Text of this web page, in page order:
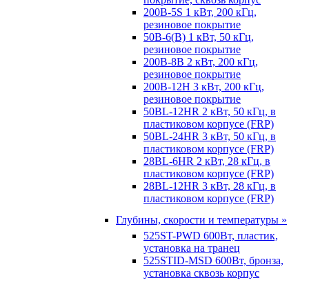
200B-5S 1 кВт, 200 кГц,
резиновое покрытие
50B-6(B) 1 кВт, 50 кГц,
резиновое покрытие
200B-8B 2 кВт, 200 кГц,
резиновое покрытие
200B-12H 3 кВт, 200 кГц,
резиновое покрытие
50BL-12HR 2 кВт, 50 кГц, в
пластиковом корпусе (FRP)
50BL-24HR 3 кВт, 50 кГц, в
пластиковом корпусе (FRP)
28BL-6HR 2 кВт, 28 кГц, в
пластиковом корпусе (FRP)
28BL-12HR 3 кВт, 28 кГц, в
пластиковом корпусе (FRP)
Глубины, скорости и температуры »
525ST-PWD 600Вт, пластик,
установка на транец
525STID-MSD 600Вт, бронза,
установка сквозь корпус